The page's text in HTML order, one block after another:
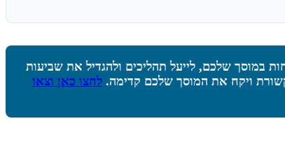
במוסך שלכם, לייעל תהליכים ולהגדיל את שביעות
ויקח את המוסך שלכם קדימה. לחצו כאן וצאו